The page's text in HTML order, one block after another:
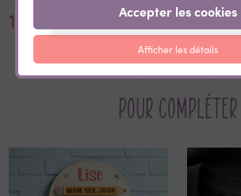
12,60 € 14,70 €
Pour compléter
Accepter les cookies
Afficher les détails